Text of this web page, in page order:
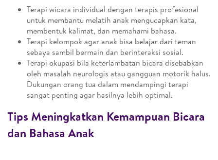
Terapi wicara individual dengan terapis profesional
untuk membantu melatih anak mengucapkan kata,
membentuk kalimat, dan memahami bahasa.
Terapi kelompok agar anak bisa belajar dari teman
sebaya sambil bermain dan berinteraksi sosial.
Terapi okupasi bila keterlambatan bicara disebabkan
oleh masalah neurologis atau gangguan motorik halus.
Dukungan orang tua dalam mendampingi terapi
sangat penting agar hasilnya lebih optimal.
Tips Meningkatkan Kemampuan Bicara
dan Bahasa Anak